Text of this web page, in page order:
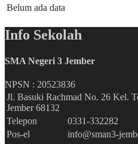
Belum ada data
Info Sekolah
SMA Negeri 3 Jember
NPSN : 20523836
Jl. Basuki Rachmad No. 26 Kel.
Jember 68132
Telepon
0331-332282
Pos-el
info@sman3-